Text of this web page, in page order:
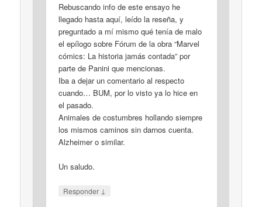
Rebuscando info de este ensayo he
llegado hasta aquí, leído la reseña, y
preguntado a mí mismo qué tenía de malo
el epílogo sobre Fórum de la obra “Marvel
cómics: La historia jamás contada” por
parte de Panini que mencionas.
Iba a dejar un comentario al respecto
cuando… BUM, por lo visto ya lo hice en
el pasado.
Animales de costumbres hollando siempre
los mismos caminos sin darnos cuenta.
Alzheimer o similar.
Un saludo.
Responder ↓